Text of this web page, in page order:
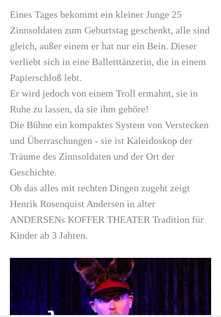
Eines Tages bekommt ein kleiner Junge 25
Zinnsoldaten zum Geburtstag geschenkt, alle sind
gleich, außer einem er hat nur ein Bein. Dieser
verliebt sich in eine Balletttänzerin, die in einem
Papierschloß lebt.
Er wird jedoch von einem Troll ermahnt, sie in
Ruhe zu lassen, da sie ihm gehöre!
Die Bühne ein kompaktes System von Verstecken
und Überraschungen - sie ist Kaleidoskop der
Träume des Zinnsoldaten und der Ort der
Geschichte.
Ob das alles mit rechten Dingen zugeht zeigt
Henrik Rosenquist Andersen in alter
ANDERSENs KOFFER THEATER Tradition für
Kinder ab 3 Jahren.